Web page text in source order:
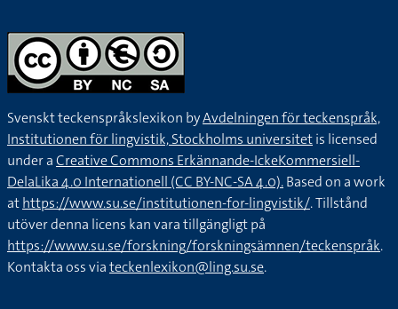
Svenskt teckenspråkslexikon byAvdelningen för teckenspråk,
Institutionen för lingvistik, Stockholms universitetis licensed
under aCreative Commons Erkännande-IckeKommersiell-
DelaLika 4.0 Internationell (CC BY-NC-SA 4.0).Based on a work
athttps://www.su.se/institutionen-for-lingvistik/. Tillstånd
utöver denna licens kan vara tillgängligt på
https://www.su.se/forskning/forskningsämnen/teckenspråk.
Kontakta oss viateckenlexikon@ling.su.se.